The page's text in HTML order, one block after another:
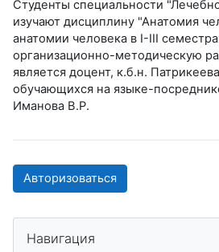
Студенты специальности
изучают дисциплину "Анатомия
анатомии человека в I-III
организационно-методическую
является доцент, к.б.н.
обучающихся на языке-
Иманова В.Р.
Авторизоваться
Навигация